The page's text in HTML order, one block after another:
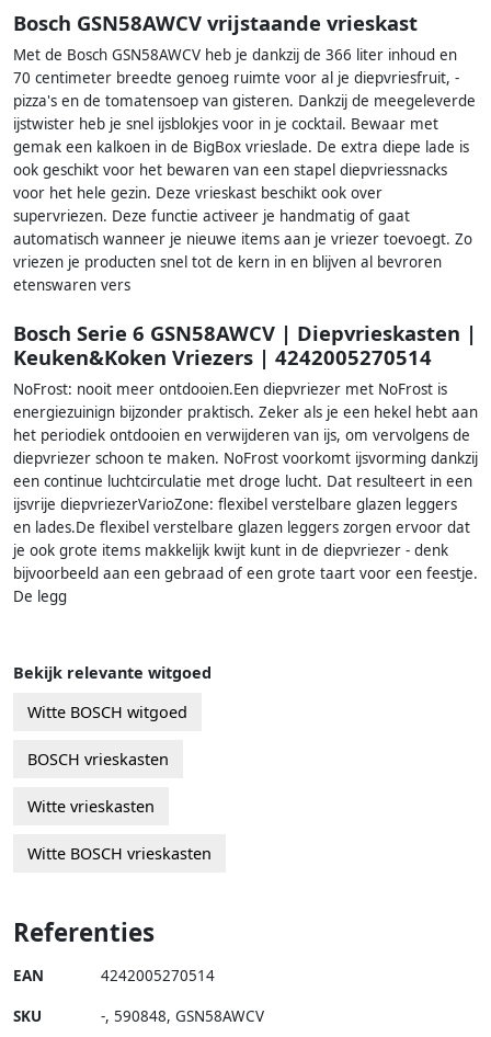
Bosch GSN58AWCV vrijstaande vrieskast
Met de Bosch GSN58AWCV heb je dankzij de 366 liter inhoud en
70 centimeter breedte genoeg ruimte voor al je diepvriesfruit, -
pizza's en de tomatensoep van gisteren. Dankzij de meegeleverde
ijstwister heb je snel ijsblokjes voor in je cocktail. Bewaar met
gemak een kalkoen in de BigBox vrieslade. De extra diepe lade is
ook geschikt voor het bewaren van een stapel diepvriessnacks
voor het hele gezin. Deze vrieskast beschikt ook over
supervriezen. Deze functie activeer je handmatig of gaat
automatisch wanneer je nieuwe items aan je vriezer toevoegt. Zo
vriezen je producten snel tot de kern in en blijven al bevroren
etenswaren vers
Bosch Serie 6 GSN58AWCV | Diepvrieskasten |
Keuken&Koken Vriezers | 4242005270514
NoFrost: nooit meer ontdooien.Een diepvriezer met NoFrost is
energiezuinign bijzonder praktisch. Zeker als je een hekel hebt aan
het periodiek ontdooien en verwijderen van ijs, om vervolgens de
diepvriezer schoon te maken. NoFrost voorkomt ijsvorming dankzij
een continue luchtcirculatie met droge lucht. Dat resulteert in een
ijsvrije diepvriezerVarioZone: flexibel verstelbare glazen leggers
en lades.De flexibel verstelbare glazen leggers zorgen ervoor dat
je ook grote items makkelijk kwijt kunt in de diepvriezer - denk
bijvoorbeeld aan een gebraad of een grote taart voor een feestje.
De legg
Bekijk relevante witgoed
Witte BOSCH witgoed
BOSCH vrieskasten
Witte vrieskasten
Witte BOSCH vrieskasten
Referenties
EAN 4242005270514
SKU -, 590848, GSN58AWCV